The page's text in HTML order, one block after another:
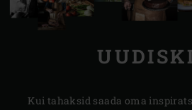
Kui tahaksid saada oma